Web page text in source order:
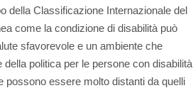
della Classificazione Internazionale del
come la condizione di disabilità può
sfavorevole e un ambiente che
politica per le persone con disabilità
essere molto distanti da quelli